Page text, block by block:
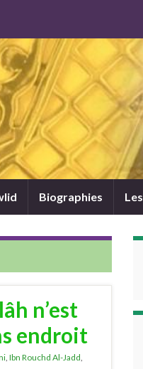
Biographies
n’est
endroit
, Ibn Rouchd Al-Jadd,